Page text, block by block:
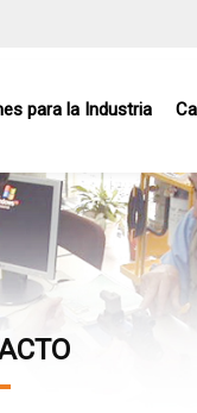
para la Industria